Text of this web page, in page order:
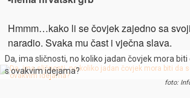
Hmmm…kako li se čovjek zajedno sa
naradio. Svaka mu čast i vječna slava.
Da, ima sličnosti, no koliko jadan čovjek mora
s ovakvim idejama?
foto: